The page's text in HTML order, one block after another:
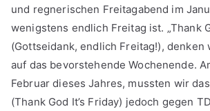
TDOT
=
ADOT
und regnerischen Freitagabend im
wenigstens endlich Freitag ist. „Thank
(Gottseidank, endlich Freitag!), denken
auf das bevorstehende Wochenende.
Februar dieses Jahres, mussten wir
(Thank God It’s Friday) jedoch gegen